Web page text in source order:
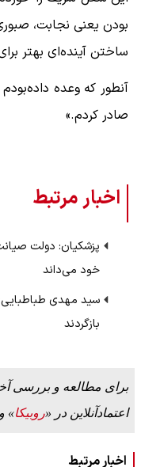
بودن یعنی نجابت،
ساختن آینده‌ای بهتر
آنطور که وعده
صادر کردم.»
اخبار مرتبط
پزشکیان: دولت
خود می‌داند
سید مهدی
بازگردند
برای مطالعه و بررسی
اعتمادآنلاین در «روبیکا»
اخبار مرتبط